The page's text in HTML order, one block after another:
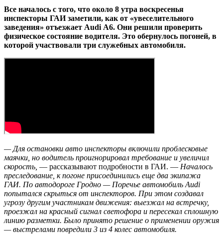
Все началось с того, что около 8 утра воскресенья
инспекторы ГАИ заметили, как от «увеселительного
заведения» отъезжает Аudi А6. Они решили проверить
физическое состояние водителя. Это обернулось погоней, в
которой участвовали три служебных автомобиля.
— Для остановки авто инспекторы включили проблесковые
маячки, но водитель проигнорировал требование и увеличил
скорость, — рассказывают подробности в ГАИ. — Началось
преследование, к погоне присоединились еще два экипажа
ГАИ. По автодороге Гродно — Поречье автомобиль Audi
попытался скрыться от инспекторов. При этом создавал
угрозу другим участникам движения: выезжал на встречку,
проезжал на красный сигнал светофора и пересекал сплошную
линию разметки. Было принято решение о применении оружия
— выстрелами повредили 3 из 4 колес автомобиля.